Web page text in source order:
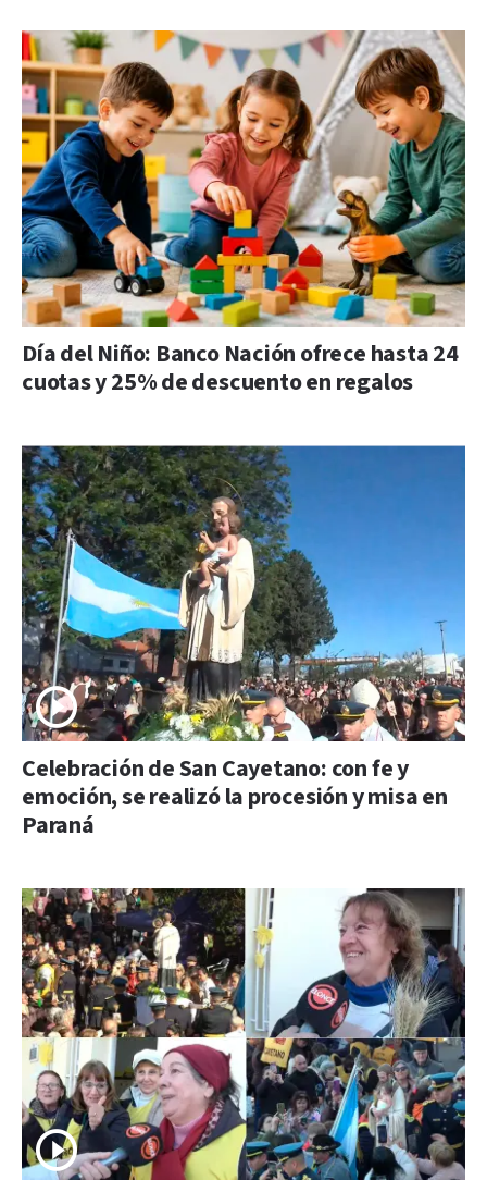
Día del Niño: Banco Nación ofrece hasta 24
cuotas y 25% de descuento en regalos
Celebración de San Cayetano: con fe y
emoción, se realizó la procesión y misa en
Paraná